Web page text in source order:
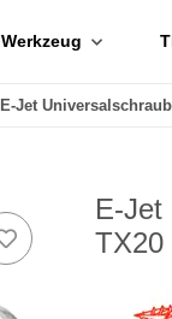
Werkzeug
E-Jet
E-Jet
TX20